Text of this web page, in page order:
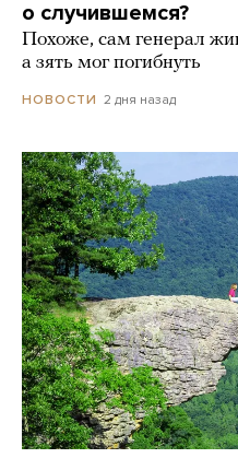
о случившемся?
Похоже, сам генерал
а зять мог погибнуть
НОВОСТИ 2 дня назад